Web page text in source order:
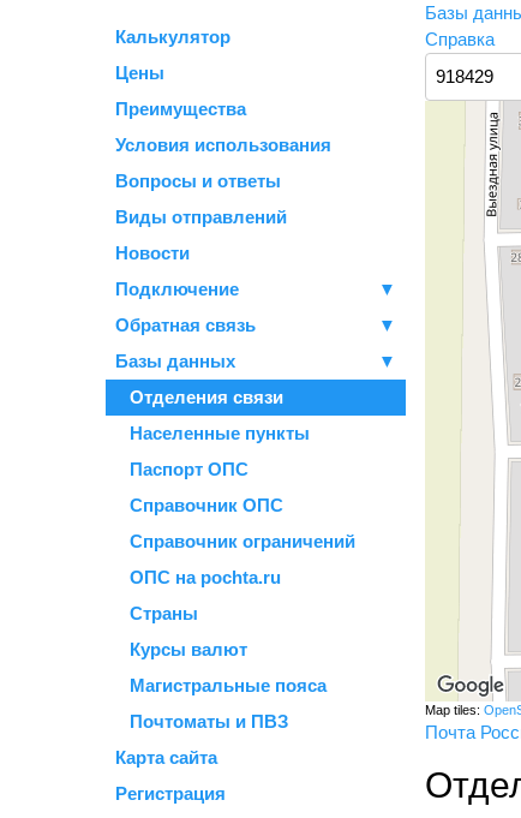
Калькулятор
Цены
Преимущества
Условия использования
Вопросы и ответы
Виды отправлений
Новости
Подключение
▼
Обратная связь
▼
Базы данных
▼
Отделения связи
Населенные пункты
Паспорт ОПС
Справочник ОПС
Справочник ограничений
ОПС на pochta.ru
Страны
Курсы валют
Магистральные пояса
Почтоматы и ПВЗ
Карта сайта
Регистрация
Базы
Справка
Map tiles:
Почта